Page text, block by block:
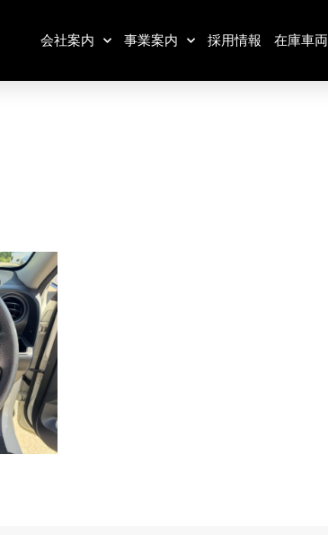
会社案内 事業案内 採用情報 在庫車両